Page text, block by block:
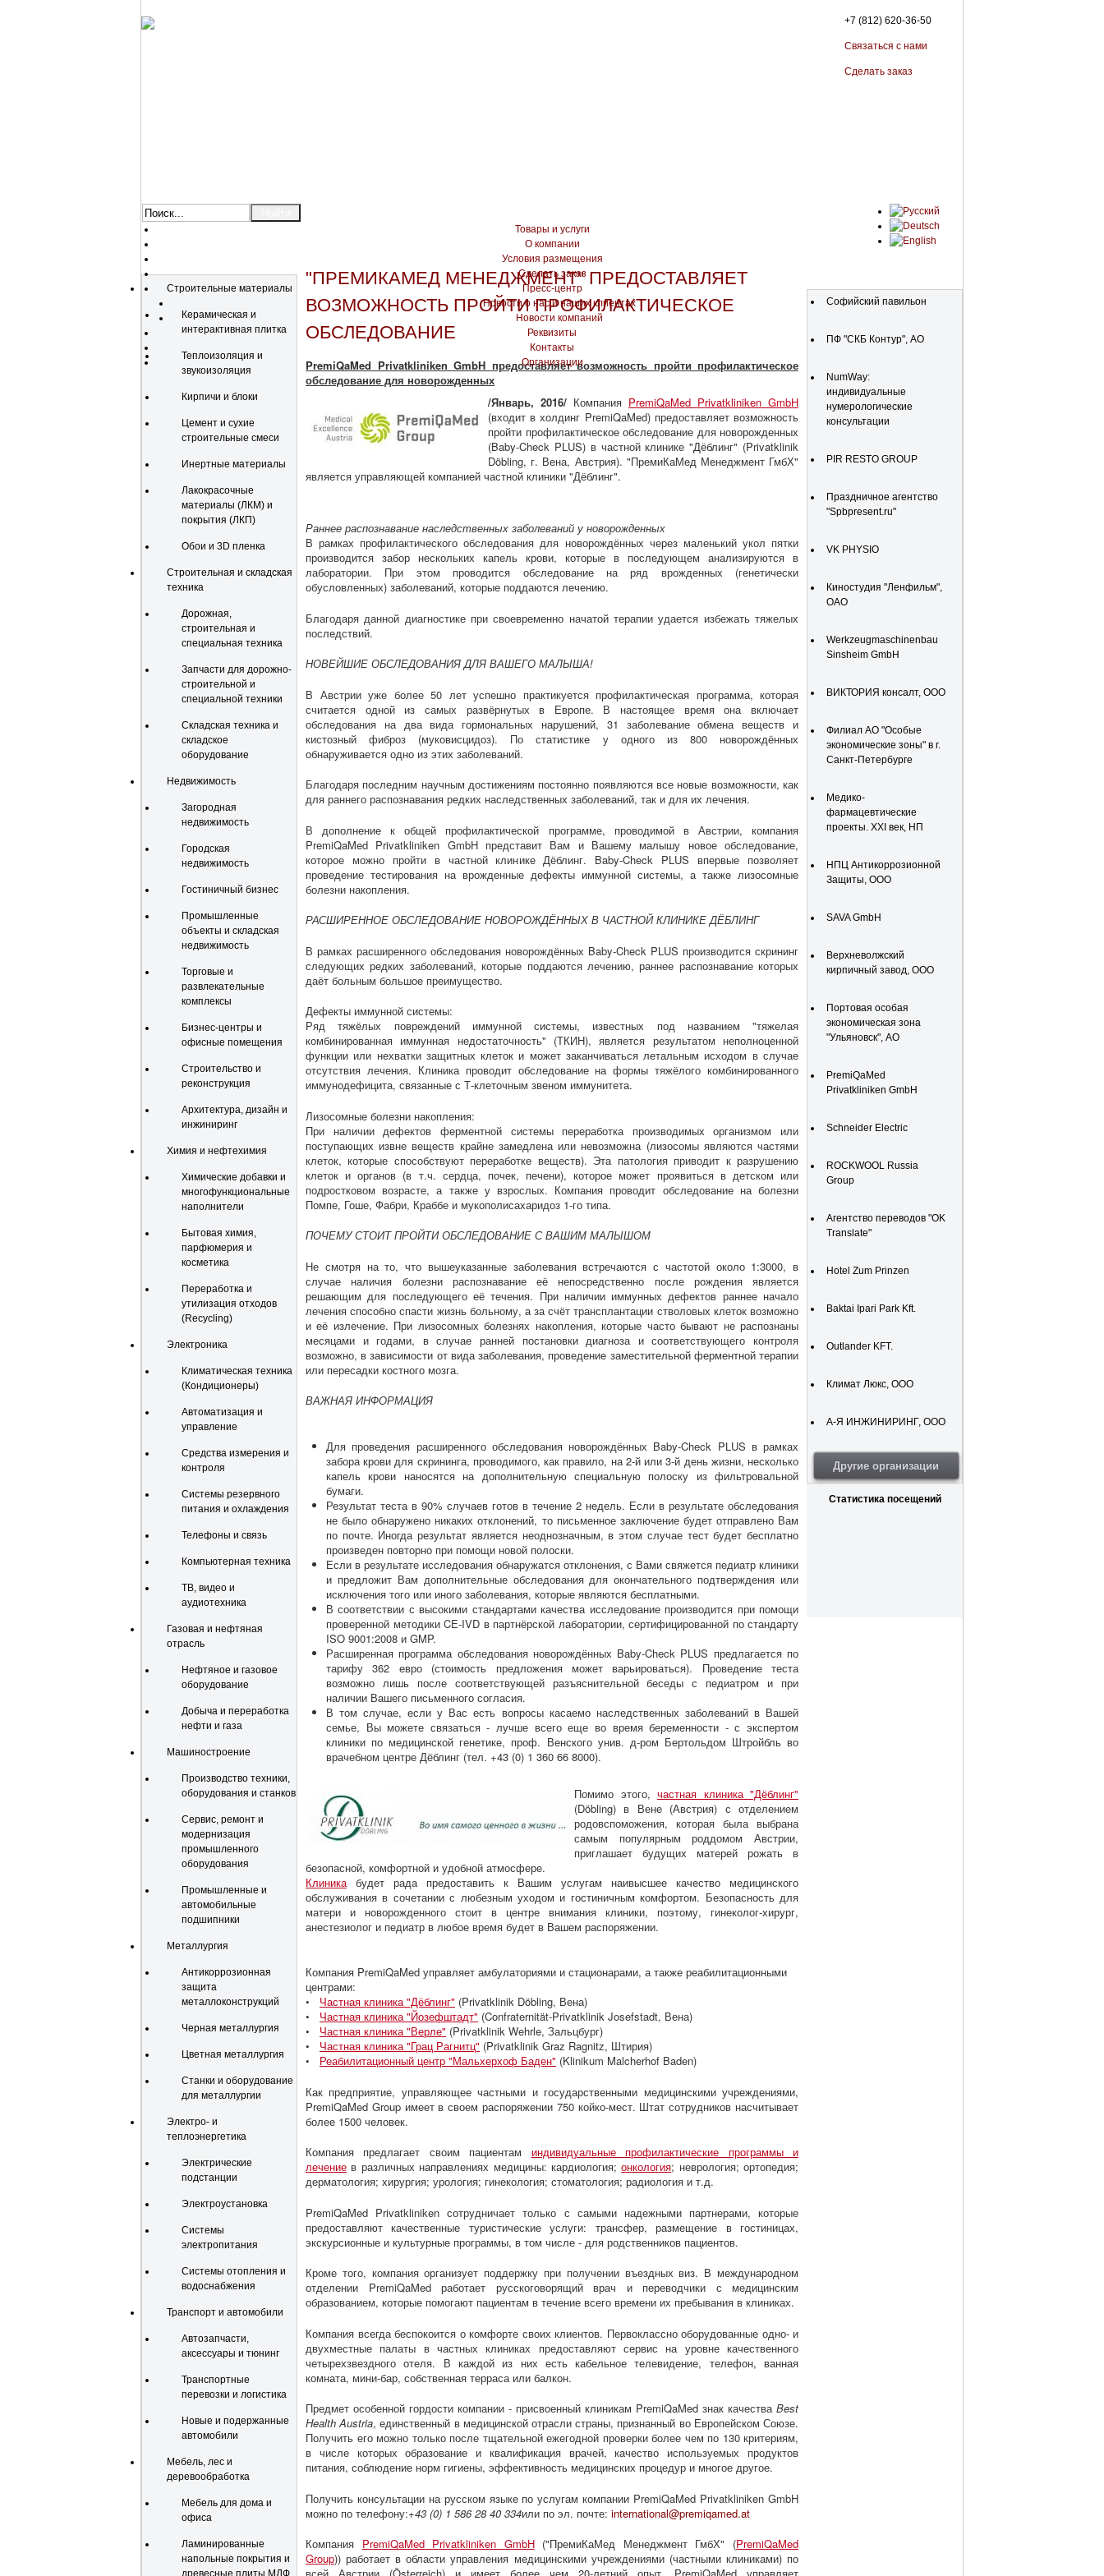
+7 (812) 620-36-50
Связаться с нами
Сделать заказ
Товары и услуги
О компании
Условия размещения
Сделать заказ
Пресс-центр
Новости о нас и наших клиентах
Новости компаний
Реквизиты
Контакты
Организации
Строительные материалы
Керамическая и
интерактивная плитка
Теплоизоляция и
звукоизоляция
Кирпичи и блоки
Цемент и сухие
строительные смеси
Инертные материалы
Лакокрасочные
материалы (ЛКМ) и
покрытия (ЛКП)
Обои и 3D пленка
Строительная и складская
техника
Дорожная,
строительная и
специальная техника
Запчасти для дорожно-
строительной и
специальной техники
Складская техника и
складское
оборудование
Недвижимость
Загородная
недвижимость
Городская
недвижимость
Гостиничный бизнес
Промышленные
объекты и складская
недвижимость
Торговые и
развлекательные
комплексы
Бизнес-центры и
офисные помещения
Строительство и
реконструкция
Архитектура, дизайн и
инжиниринг
Химия и нефтехимия
Химические добавки и
многофункциональные
наполнители
Бытовая химия,
парфюмерия и
косметика
Переработка и
утилизация отходов
(Recycling)
Электроника
Климатическая техника
(Кондиционеры)
Автоматизация и
управление
Средства измерения и
контроля
Системы резервного
питания и охлаждения
Телефоны и связь
Компьютерная техника
ТВ, видео и
аудиотехника
Газовая и нефтяная
отрасль
Нефтяное и газовое
оборудование
Добыча и переработка
нефти и газа
Машиностроение
Производство техники,
оборудования и станков
Сервис, ремонт и
модернизация
промышленного
оборудования
Промышленные и
автомобильные
подшипники
Металлургия
Антикоррозионная
защита
металлоконструкций
Черная металлургия
Цветная металлургия
Станки и оборудование
для металлургии
Электро- и
теплоэнергетика
Электрические
подстанции
Электроустановка
Системы
электропитания
Системы отопления и
водоснабжения
Транспорт и автомобили
Автозапчасти,
аксессуары и тюнинг
Транспортные
перевозки и логистика
Новые и подержанные
автомобили
Мебель, лес и
деревообработка
Мебель для дома и
офиса
Ламинированные
напольные покрытия и
древесные плиты МДФ,
"ПРЕМИКАМЕД МЕНЕДЖМЕНТ" ПРЕДОСТАВЛЯЕТ
ВОЗМОЖНОСТЬ ПРОЙТИ ПРОФИЛАКТИЧЕСКОЕ
ОБСЛЕДОВАНИЕ
PremiQaMed Privatkliniken GmbH предоставляет возможность пройти профилактическое
обследование для новорожденных
/Январь, 2016/ Компания PremiQaMed Privatkliniken GmbH
(входит в холдинг PremiQaMed) предоставляет возможность
пройти профилактическое обследование для новорожденных
(Baby-Check PLUS) в частной клинике "Дёблинг" (Privatklinik
Döbling, г. Вена, Австрия). "ПремиКаМед Менеджмент ГмбХ"
является управляющей компанией частной клиники "Дёблинг".
Раннее распознавание наследственных заболеваний у новорожденных
В рамках профилактического обследования для новорождённых через маленький укол пятки
производится забор нескольких капель крови, которые в последующем анализируются в
лаборатории. При этом проводится обследование на ряд врожденных (генетически
обусловленных) заболеваний, которые поддаются лечению.
Благодаря данной диагностике при своевременно начатой терапии удается избежать тяжелых
последствий.
НОВЕЙШИЕ ОБСЛЕДОВАНИЯ ДЛЯ ВАШЕГО МАЛЫША!
В Австрии уже более 50 лет успешно практикуется профилактическая программа, которая
считается одной из самых развёрнутых в Европе. В настоящее время она включает
обследования на два вида гормональных нарушений, 31 заболевание обмена веществ и
кистозный фиброз (муковисцидоз). По статистике у одного из 800 новорождённых
обнаруживается одно из этих заболеваний.
Благодаря последним научным достижениям постоянно появляются все новые возможности, как
для раннего распознавания редких наследственных заболеваний, так и для их лечения.
В дополнение к общей профилактической программе, проводимой в Австрии, компания
PremiQaMed Privatkliniken GmbH представит Вам и Вашему малышу новое обследование,
которое можно пройти в частной клинике Дёблинг. Baby-Check PLUS впервые позволяет
проведение тестирования на врожденные дефекты иммунной системы, а также лизосомные
болезни накопления.
РАСШИРЕННОЕ ОБСЛЕДОВАНИЕ НОВОРОЖДЁННЫХ В ЧАСТНОЙ КЛИНИКЕ ДЁБЛИНГ
В рамках расширенного обследования новорождённых Baby-Check PLUS производится скрининг
следующих редких заболеваний, которые поддаются лечению, раннее распознавание которых
даёт больным большое преимущество.
Дефекты иммунной системы:
Ряд тяжёлых повреждений иммунной системы, известных под названием "тяжелая
комбинированная иммунная недостаточность" (ТКИН), является результатом неполноценной
функции или нехватки защитных клеток и может заканчиваться летальным исходом в случае
отсутствия лечения. Клиника проводит обследование на формы тяжёлого комбинированного
иммунодефицита, связанные с Т-клеточным звеном иммунитета.
Лизосомные болезни накопления:
При наличии дефектов ферментной системы переработка производимых организмом или
поступающих извне веществ крайне замедлена или невозможна (лизосомы являются частями
клеток, которые способствуют переработке веществ). Эта патология приводит к разрушению
клеток и органов (в т.ч. сердца, почек, печени), которое может проявиться в детском или
подростковом возрасте, а также у взрослых. Компания проводит обследование на болезни
Помпе, Гоше, Фабри, Краббе и мукополисахаридоз 1-го типа.
ПОЧЕМУ СТОИТ ПРОЙТИ ОБСЛЕДОВАНИЕ С ВАШИМ МАЛЫШОМ
Не смотря на то, что вышеуказанные заболевания встречаются с частотой около 1:3000, в
случае наличия болезни распознавание её непосредственно после рождения является
решающим для последующего её течения. При наличии иммунных дефектов раннее начало
лечения способно спасти жизнь больному, а за счёт трансплантации стволовых клеток возможно
и её излечение. При лизосомных болезнях накопления, которые часто бывают не распознаны
месяцами и годами, в случае ранней постановки диагноза и соответствующего контроля
возможно, в зависимости от вида заболевания, проведение заместительной ферментной терапии
или пересадки костного мозга.
ВАЖНАЯ ИНФОРМАЦИЯ
Для проведения расширенного обследования новорождённых Baby-Check PLUS в рамках
забора крови для скрининга, проводимого, как правило, на 2-й или 3-й день жизни, несколько
капель крови наносятся на дополнительную специальную полоску из фильтровальной
бумаги.
Результат теста в 90% случаев готов в течение 2 недель. Если в результате обследования
не было обнаружено никаких отклонений, то письменное заключение будет отправлено Вам
по почте. Иногда результат является неоднозначным, в этом случае тест будет бесплатно
произведен повторно при помощи новой полоски.
Если в результате исследования обнаружатся отклонения, с Вами свяжется педиатр клиники
и предложит Вам дополнительные обследования для окончательного подтверждения или
исключения того или иного заболевания, которые являются бесплатными.
В соответствии с высокими стандартами качества исследование производится при помощи
проверенной методики CE-IVD в партнёрской лаборатории, сертифицированной по стандарту
ISO 9001:2008 и GMP.
Расширенная программа обследования новорождённых Baby-Check PLUS предлагается по
тарифу 362 евро (стоимость предложения может варьироваться). Проведение теста
возможно лишь после соответствующей разъяснительной беседы с педиатром и при
наличии Вашего письменного согласия.
В том случае, если у Вас есть вопросы касаемо наследственных заболеваний в Вашей
семье, Вы можете связаться - лучше всего еще во время беременности - с экспертом
клиники по медицинской генетике, проф. Венского унив. д-ром Бертольдом Штройбль во
врачебном центре Дёблинг (тел. +43 (0) 1 360 66 8000).
Помимо этого, частная клиника "Дёблинг"
(Döbling) в Вене (Австрия) с отделением
родовспоможения, которая была выбрана
самым популярным роддомом Австрии,
приглашает будущих матерей рожать в
безопасной, комфортной и удобной атмосфере.
Клиника будет рада предоставить к Вашим услугам наивысшее качество медицинского
обслуживания в сочетании с любезным уходом и гостиничным комфортом. Безопасность для
матери и новорожденного стоит в центре внимания клиники, поэтому, гинеколог-хирург,
анестезиолог и педиатр в любое время будет в Вашем распоряжении.
Компания PremiQaMed управляет амбулаториями и стационарами, а также реабилитационными
центрами:
• Частная клиника "Дёблинг" (Privatklinik Döbling, Вена)
• Частная клиника "Йозефштадт" (Confraternität-Privatklinik Josefstadt, Вена)
• Частная клиника "Верле" (Privatklinik Wehrle, Зальцбург)
• Частная клиника "Грац Рагнитц" (Privatklinik Graz Ragnitz, Штирия)
• Реабилитационный центр "Мальхерхоф Баден" (Klinikum Malcherhof Baden)
Как предприятие, управляющее частными и государственными медицинскими учреждениями,
PremiQaMed Group имеет в своем распоряжении 750 койко-мест. Штат сотрудников насчитывает
более 1500 человек.
Компания предлагает своим пациентам индивидуальные профилактические программы и
лечение в различных направлениях медицины: кардиология;онкология; неврология; ортопедия;
дерматология; хирургия; урология; гинекология; стоматология; радиология и т.д.
PremiQaMed Privatkliniken сотрудничает только с самыми надежными партнерами, которые
предоставляют качественные туристические услуги: трансфер, размещение в гостиницах,
экскурсионные и культурные программы, в том числе - для родственников пациентов.
Кроме того, компания организует поддержку при получении въездных виз. В международном
отделении PremiQaMed работает русскоговорящий врач и переводчики с медицинским
образованием, которые помогают пациентам в течение всего времени их пребывания в клиниках.
Компания всегда беспокоится о комфорте своих клиентов. Первоклассно оборудованные одно- и
двухместные палаты в частных клиниках предоставляют сервис на уровне качественного
четырехзвездного отеля. В каждой из них есть кабельное телевидение, телефон, ванная
комната, мини-бар, собственная терраса или балкон.
Предмет особенной гордости компании - присвоенный клиникам PremiQaMed знак качества Best
Health Austria, единственный в медицинской отрасли страны, признанный во Европейском Союзе.
Получить его можно только после тщательной ежегодной проверки более чем по 130 критериям,
в числе которых образование и квалификация врачей, качество используемых продуктов
питания, соблюдение норм гигиены, эффективность медицинских процедур и многое другое.
Получить консультации на русском языке по услугам компании PremiQaMed Privatkliniken GmbH
можно по телефону:+43 (0) 1 586 28 40 334или по эл. почте: international@premiqamed.at
Компания PremiQaMed Privatkliniken GmbH("ПремиКаМед Менеджмент ГмбХ" (PremiQaMed
Group)) работает в области управления медицинскими учреждениями (частными клиниками) по
Софийский павильон
ПФ "СКБ Контур", АО
NumWay:
индивидуальные
нумерологические
консультации
PIR RESTO GROUP
Праздничное агентство
"Spbpresent.ru"
VK PHYSIO
Киностудия "Ленфильм",
ОАО
Werkzeugmaschinenbau
Sinsheim GmbH
ВИКТОРИЯ консалт, ООО
Филиал АО "Особые
экономические зоны" в г.
Санкт-Петербурге
Медико-
фармацевтические
проекты. XXI век, НП
НПЦ Антикоррозионной
Защиты, ООО
SAVA GmbH
Верхневолжский
кирпичный завод, ООО
Портовая особая
экономическая зона
"Ульяновск", АО
PremiQaMed
Privatkliniken GmbH
Schneider Electric
ROCKWOOL Russia
Group
Агентство переводов "OK
Translate"
Hotel Zum Prinzen
Baktai Ipari Park Kft.
Outlander KFT.
Климат Люкс, ООО
А-Я ИНЖИНИРИНГ, ООО
Другие организации
Статистика посещений